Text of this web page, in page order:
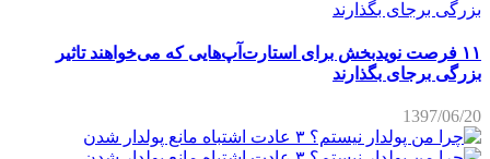
۱۱ فرصت نویدبخش برای استارت‌آپ‌هایی که می‌خواهند تاثیر
بزرگی برجای بگذارند
1397/06/20